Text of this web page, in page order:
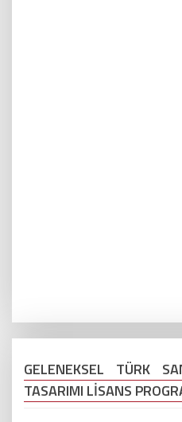
GELENEKSEL TÜRK
TASARIMI LİSANS